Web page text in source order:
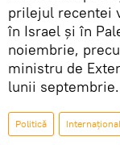
prilejul recentei
în Israel şi în
noiembrie,
ministru de
lunii septembrie.
Politică Internaţional